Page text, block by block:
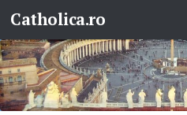
Skip to content
Catholica.ro